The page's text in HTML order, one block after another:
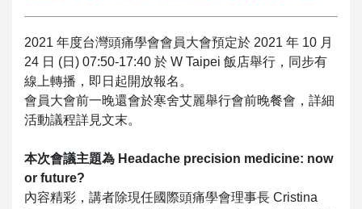
2021 年度台灣頭痛學會會員大會預定於 2021 年 10 月
24 日 (日) 07:50-17:40 於 W Taipei 飯店舉行，同步有
線上轉播，即日起開放報名。
會員大會前一晚還會於寒舍艾麗舉行會前晚餐會，詳細
活動議程詳見文末。
本次會議主題為 Headache precision medicine: now
or future?
內容精彩，講者除現任國際頭痛學會理事長 Cristina